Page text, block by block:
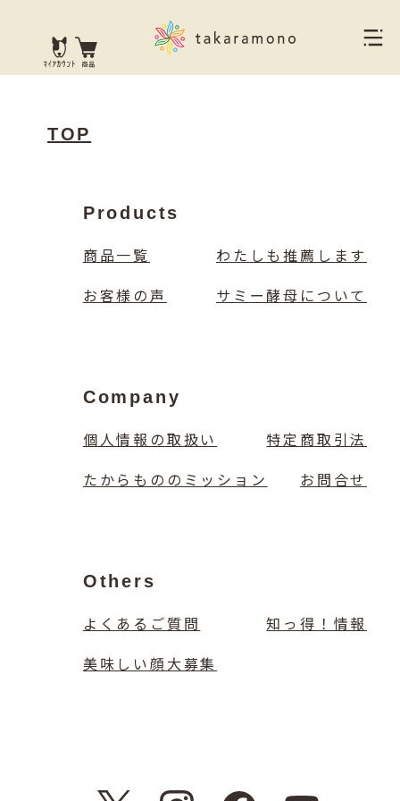
TOP
Products
商品一覧 わたしも推薦します
お客様の声 サミー酵母について
Company
個人情報の取扱い 特定商取引法
たからもののミッション お問合せ
Others
よくあるご質問 知っ得！情報
美味しい顔大募集